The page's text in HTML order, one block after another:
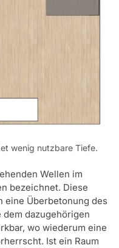
wenig nutzbare Tiefe.
Wellen im
bezeichnet. Diese
eine Überbetonung des
dem dazugehörigen
wo wiederum eine
Ist ein Raum